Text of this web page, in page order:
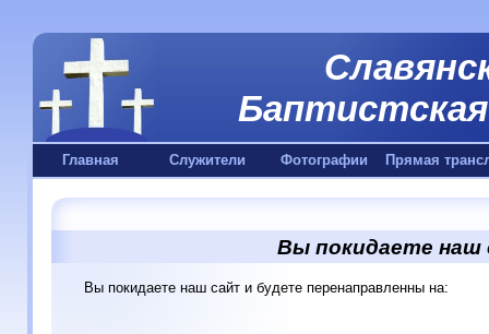
Главная Служители Фотографии Прямая
Вы покидаете наш
Вы покидаете наш сайт и будете перенаправленны на: